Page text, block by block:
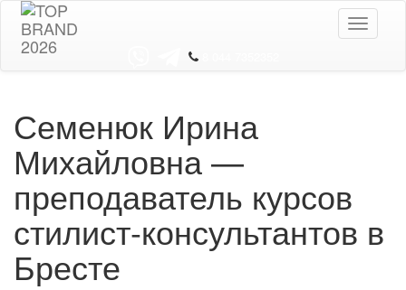
Toggle
Семенюк Ирина
Михайловна —
преподаватель курсов
стилист-консультантов в
Бресте